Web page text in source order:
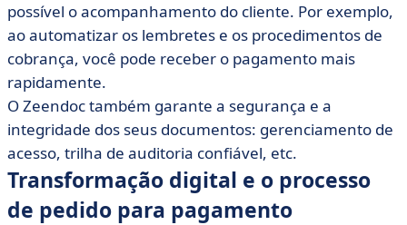
possível o acompanhamento do cliente. Por exemplo,
ao automatizar os lembretes e os procedimentos de
cobrança, você pode receber o pagamento mais
rapidamente.
O Zeendoc também garante a segurança e a
integridade dos seus documentos: gerenciamento de
acesso, trilha de auditoria confiável, etc.
Transformação digital e o processo
de pedido para pagamento